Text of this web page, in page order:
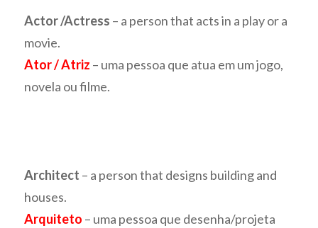
Actor /Actress – a person that acts in a play or a
movie.
Ator / Atriz – uma pessoa que atua em um jogo,
novela ou filme.
Architect – a person that designs building and
houses.
Arquiteto – uma pessoa que desenha/projeta